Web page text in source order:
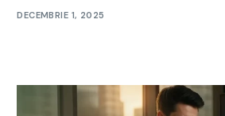
DECEMBRIE 1, 2025